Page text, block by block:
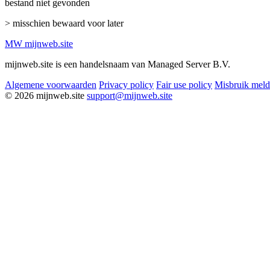
bestand niet gevonden
> misschien bewaard voor later
MW mijnweb.site
mijnweb.site is een handelsnaam van Managed Server B.V.
Algemene voorwaarden Privacy policy Fair use policy Misbruik
© 2026 mijnweb.site support@mijnweb.site